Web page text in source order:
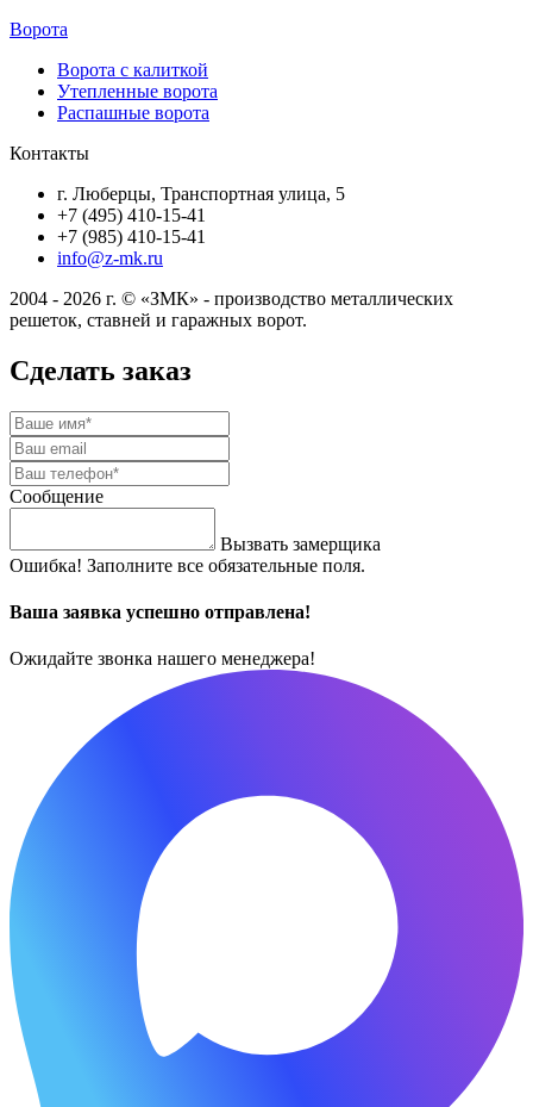
Ворота
Ворота с калиткой
Утепленные ворота
Распашные ворота
Контакты
г. Люберцы, Транспортная улица, 5
+7 (495) 410-15-41
+7 (985) 410-15-41
info@z-mk.ru
2004 - 2026 г. © «ЗМК» - производство металлических
решеток, ставней и гаражных ворот.
Сделать заказ
Сообщение
Вызвать замерщика
Ошибка! Заполните все обязательные поля.
Ваша заявка успешно отправлена!
Ожидайте звонка нашего менеджера!